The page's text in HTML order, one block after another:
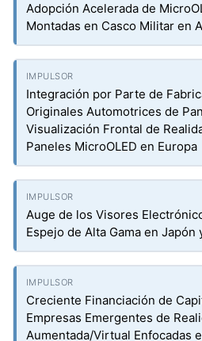
Adopción Acelerada de
Montadas en Casco Militar en
Integración por Parte de
Originales Automotrices de
Visualización Frontal de
Paneles MicroOLED en Europa
Auge de los Visores
Espejo de Alta Gama en Japón
Creciente Financiación de
Empresas Emergentes de
Aumentada/Virtual Enfocadas